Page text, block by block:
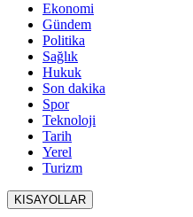
Ekonomi
Gündem
Politika
Sağlık
Hukuk
Son dakika
Spor
Teknoloji
Tarih
Yerel
Turizm
KISAYOLLAR